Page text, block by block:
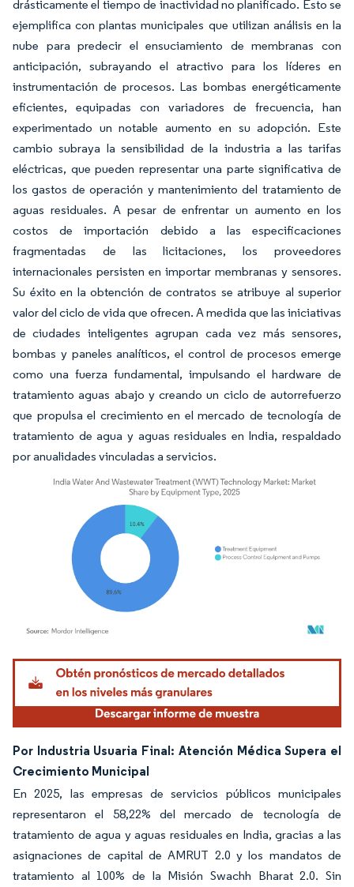
drásticamente el tiempo de inactividad no planificado. Esto se
ejemplifica con plantas municipales que utilizan análisis en la
nube para predecir el ensuciamiento de membranas con
anticipación, subrayando el atractivo para los líderes en
instrumentación de procesos. Las bombas energéticamente
eficientes, equipadas con variadores de frecuencia, han
experimentado un notable aumento en su adopción. Este
cambio subraya la sensibilidad de la industria a las tarifas
eléctricas, que pueden representar una parte significativa de
los gastos de operación y mantenimiento del tratamiento de
aguas residuales. A pesar de enfrentar un aumento en los
costos de importación debido a las especificaciones
fragmentadas de las licitaciones, los proveedores
internacionales persisten en importar membranas y sensores.
Su éxito en la obtención de contratos se atribuye al superior
valor del ciclo de vida que ofrecen. A medida que las iniciativas
de ciudades inteligentes agrupan cada vez más sensores,
bombas y paneles analíticos, el control de procesos emerge
como una fuerza fundamental, impulsando el hardware de
tratamiento aguas abajo y creando un ciclo de autorrefuerzo
que propulsa el crecimiento en el mercado de tecnología de
tratamiento de agua y aguas residuales en India, respaldado
por anualidades vinculadas a servicios.
Imagen © Mordor Intelligence. El uso requiere atribución según CC BY 4.0.
Por Industria Usuaria Final: Atención Médica Supera el
Crecimiento Municipal
En 2025, las empresas de servicios públicos municipales
representaron el 58,22% del mercado de tecnología de
tratamiento de agua y aguas residuales en India, gracias a las
asignaciones de capital de AMRUT 2.0 y los mandatos de
tratamiento al 100% de la Misión Swachh Bharat 2.0. Sin